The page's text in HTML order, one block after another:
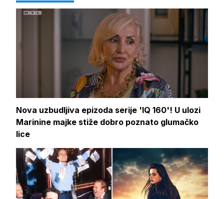
Nova uzbudljiva epizoda serije 'IQ 160'! U ulozi
Marinine majke stiže dobro poznato glumačko
lice